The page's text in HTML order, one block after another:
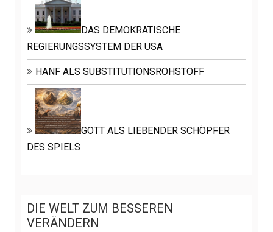
DAS DEMOKRATISCHE
REGIERUNGSSYSTEM DER USA
HANF ALS SUBSTITUTIONSROHSTOFF
GOTT ALS LIEBENDER SCHÖPFER
DES SPIELS
DIE WELT ZUM BESSEREN
VERÄNDERN